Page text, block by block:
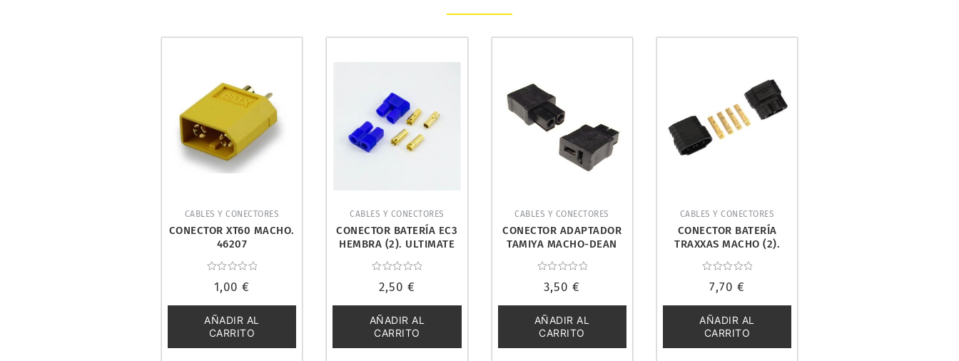
CABLES Y CONECTORES
CONECTOR XT60 MACHO.
46207
con
de
5
1,00 €
AÑADIR AL
CARRITO
CABLES Y CONECTORES
CONECTOR BATERÍA EC3
HEMBRA (2). ULTIMATE
con
de
5
2,50 €
AÑADIR AL
CARRITO
CABLES Y CONECTORES
CONECTOR ADAPTADOR
TAMIYA MACHO-DEAN
ET0851TD
con
de
5
3,50€
AÑADIR AL
CARRITO
CABLES Y CONECTORES
CONECTOR BATERÍA
TRAXXAS MACHO (2).
con
de
5
7,70€
AÑADIR AL
CARRITO